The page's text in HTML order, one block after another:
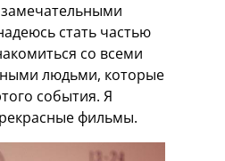
стать частью
со всеми
людьми, которые
события. Я
фильмы.